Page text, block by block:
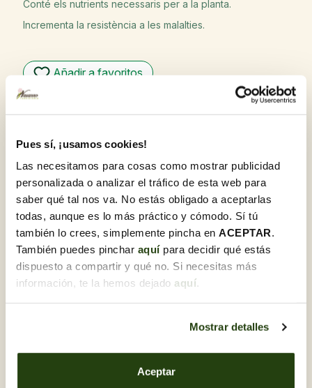
Pues sí, ¡usamos cookies!
Las necesitamos para cosas como mostrar publicidad
personalizada o analizar el tráfico de esta web para
saber qué tal nos va. No estás obligado a aceptarlas
todas, aunque es lo más práctico y cómodo. Sí tú
también lo crees, simplemente pincha en ACEPTAR.
También puedes pinchar aquípara decidir qué estás
dispuesto a compartir y qué no. Si necesitas más
información, te la hemos dejado aquí.
Mostrar detalles
Aceptar
Conté els nutrients necessaris per a la planta.
Incrementa la resistència a les malalties.
Añadir a favoritos
amb l'excel·lència es reflecteix a cada flor i planta,
seleccionades amb cura i rebudes diàriament per garantir
la seva frescor i òptim estat en arribar al seu destí.
Recull gratis a la botiga amb Click & Go
Compra en línia i tria la botiga per recollir la
comanda quan et vagi bé.
Ho necessites per a regal?
T'ho preparem juntament amb una targeta
dedicatòria. Un cop estiguis en el procés de compra,
podràs marcar aquesta opció i personalitzar-la.
Descobreix-ne d'altres
Complements per a plantes